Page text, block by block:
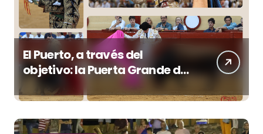
El Puerto, a través del
objetivo: la Puerta Grande de
Crespo y el aroma de
Morante